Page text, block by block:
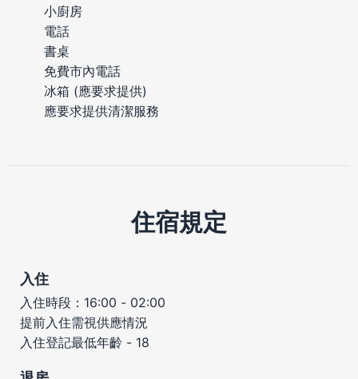
小廚房
電話
書桌
免費市內電話
冰箱 (應要求提供)
應要求提供清潔服務
住宿規定
入住
入住時段：16:00 - 02:00
提前入住需視供應情況
入住登記最低年齡 - 18